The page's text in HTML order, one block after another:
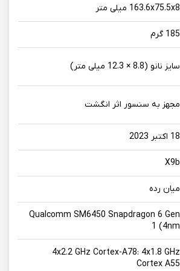
163.6x75.5x8 میلی متر
185 گرم
سایز نانو (8.8 × 12.3 میلی متر)
مجهز به سنسور اثر انگشت
18 اکتبر 2023
X9b
میان رده
Qualcomm SM6450 Snapdragon 6 Gen
1 (4nm
4x2.2 GHz Cortex-A78: 4x1.8 GHz
Cortex A55